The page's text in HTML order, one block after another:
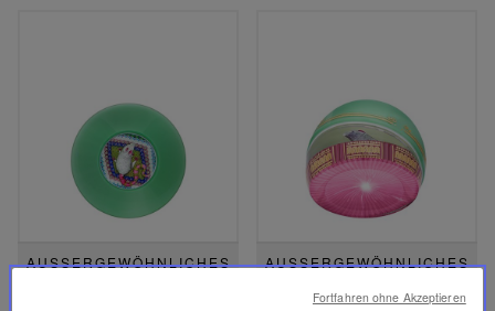
AUSSERGEWÖHNLICHES S
AUSSERGEWÖHNLICHES S
Fortfahren ohne Akzeptieren